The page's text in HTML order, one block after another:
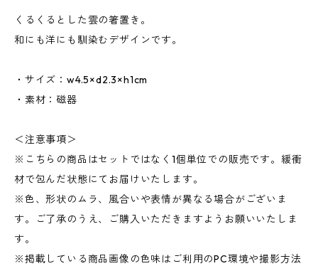
くるくるとした雲の箸置き。
和にも洋にも馴染むデザインです。
・サイズ：w4.5×d2.3×h1cm
・素材：磁器
＜注意事項＞
※こちらの商品はセットではなく1個単位での販売です。緩衝
材で包んだ状態にてお届けいたします。
※色、形状のムラ、風合いや表情が異なる場合がございま
す。ご了承のうえ、ご購入いただきますようお願いいたしま
す。
※掲載している商品画像の色味はご利用のPC環境や撮影方法